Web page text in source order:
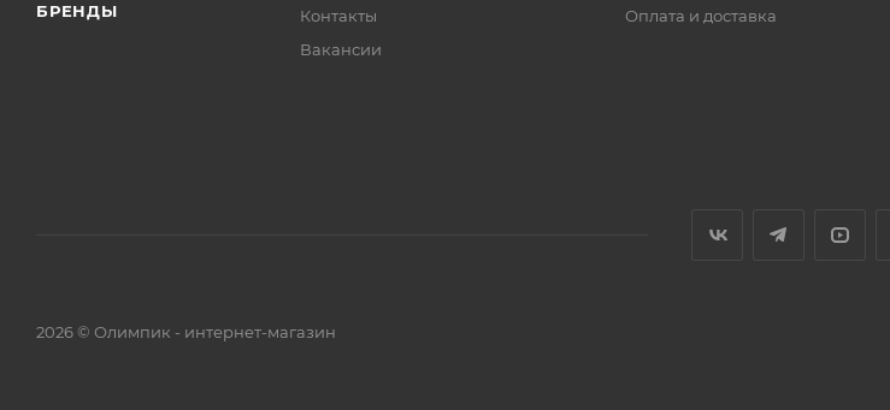
БРЕНДЫ
Контакты
Вакансии
Оплата и доставка
2026 © Олимпик - интернет-магазин